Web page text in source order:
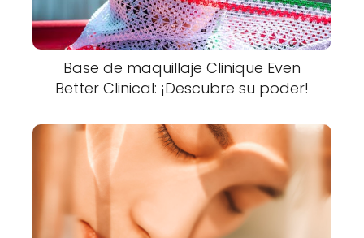
Base de maquillaje Clinique Even
Better Clinical: ¡Descubre su poder!